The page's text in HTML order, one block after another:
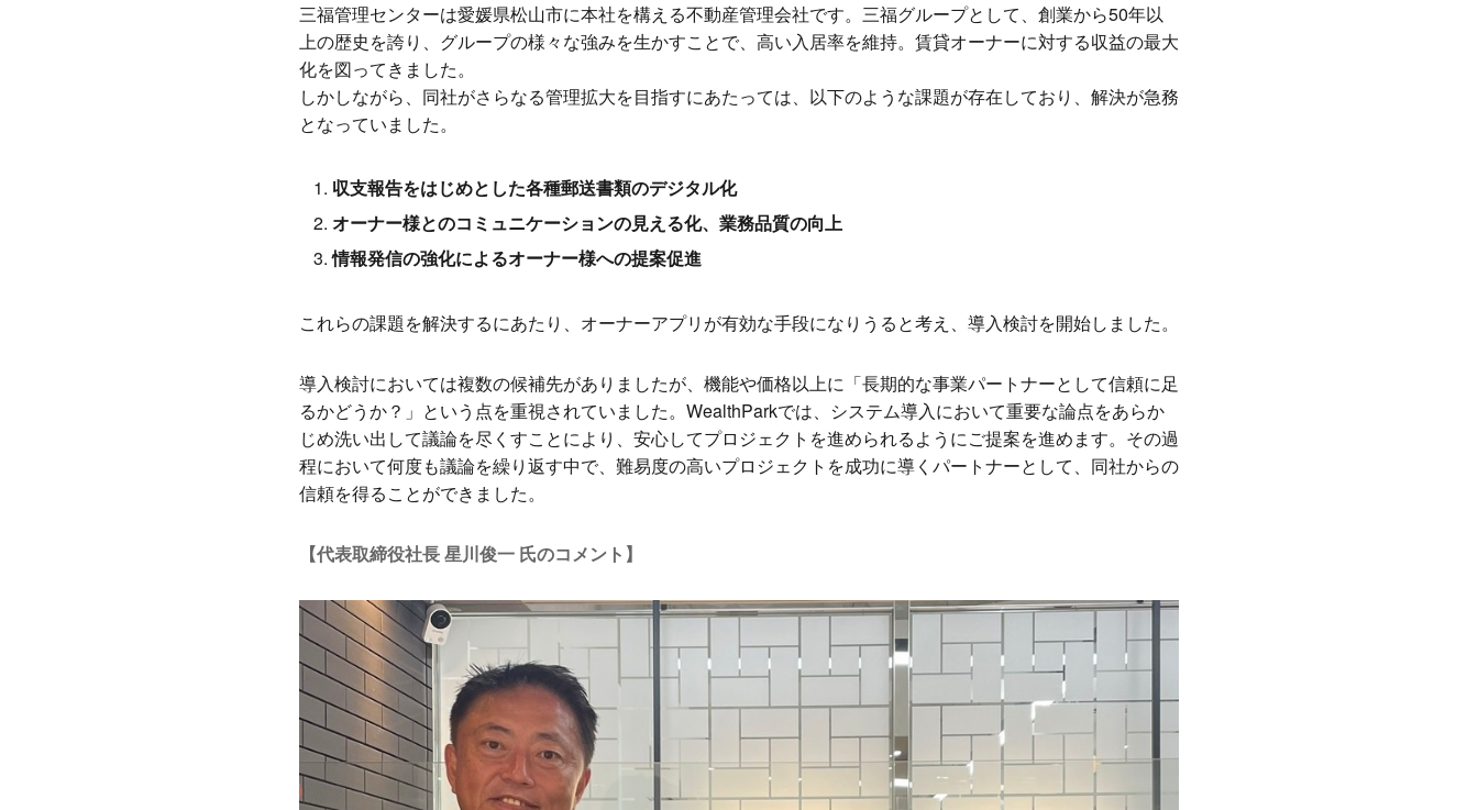
三福管理センターは愛媛県松山市に本社を構える不動産管理会社です。三福グループとして、創業から50年以
上の歴史を誇り、グループの様々な強みを生かすことで、高い入居率を維持。賃貸オーナーに対する収益の最大
化を図ってきました。
しかしながら、同社がさらなる管理拡大を目指すにあたっては、以下のような課題が存在しており、解決が急務
となっていました。
収支報告をはじめとした各種郵送書類のデジタル化
オーナー様とのコミュニケーションの見える化、業務品質の向上
情報発信の強化によるオーナー様への提案促進
これらの課題を解決するにあたり、オーナーアプリが有効な手段になりうると考え、導入検討を開始しました。
導入検討においては複数の候補先がありましたが、機能や価格以上に「長期的な事業パートナーとして信頼に足
るかどうか？」という点を重視されていました。WealthParkでは、システム導入において重要な論点をあらか
じめ洗い出して議論を尽くすことにより、安心してプロジェクトを進められるようにご提案を進めます。その過
程において何度も議論を繰り返す中で、難易度の高いプロジェクトを成功に導くパートナーとして、同社からの
信頼を得ることができました。
【代表取締役社長 星川俊一 氏のコメント】